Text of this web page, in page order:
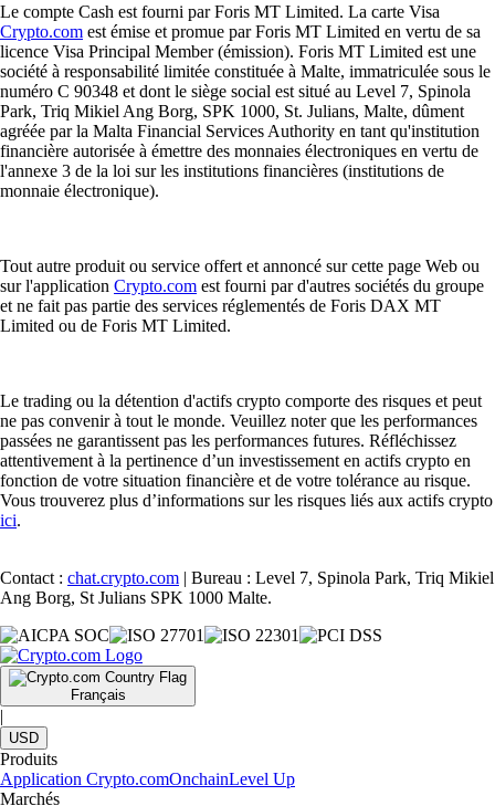
Le compte Cash est fourni par Foris MT Limited. La carte Visa
Crypto.com est émise et promue par Foris MT Limited en vertu de sa
licence Visa Principal Member (émission). Foris MT Limited est une
société à responsabilité limitée constituée à Malte, immatriculée sous le
numéro C 90348 et dont le siège social est situé au Level 7, Spinola
Park, Triq Mikiel Ang Borg, SPK 1000, St. Julians, Malte, dûment
agréée par la Malta Financial Services Authority en tant qu'institution
financière autorisée à émettre des monnaies électroniques en vertu de
l'annexe 3 de la loi sur les institutions financières (institutions de
monnaie électronique).
Tout autre produit ou service offert et annoncé sur cette page Web ou
sur l'application Crypto.com est fourni par d'autres sociétés du groupe
et ne fait pas partie des services réglementés de Foris DAX MT
Limited ou de Foris MT Limited.
Le trading ou la détention d'actifs crypto comporte des risques et peut
ne pas convenir à tout le monde. Veuillez noter que les performances
passées ne garantissent pas les performances futures. Réfléchissez
attentivement à la pertinence d’un investissement en actifs crypto en
fonction de votre situation financière et de votre tolérance au risque.
Vous trouverez plus d’informations sur les risques liés aux actifs crypto
ici.
Contact : chat.crypto.com | Bureau : Level 7, Spinola Park, Triq Mikiel
Ang Borg, St Julians SPK 1000 Malte.
Français
|
USD
Produits
Application Crypto.comOnchainLevel Up
Marchés